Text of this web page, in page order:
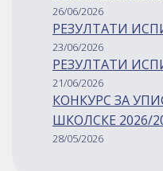
26/06/2026
РЕЗУЛТАТИ
23/06/2026
РЕЗУЛТАТИ
21/06/2026
КОНКУРС ЗА
ШКОЛСКЕ 2026/
28/05/2026